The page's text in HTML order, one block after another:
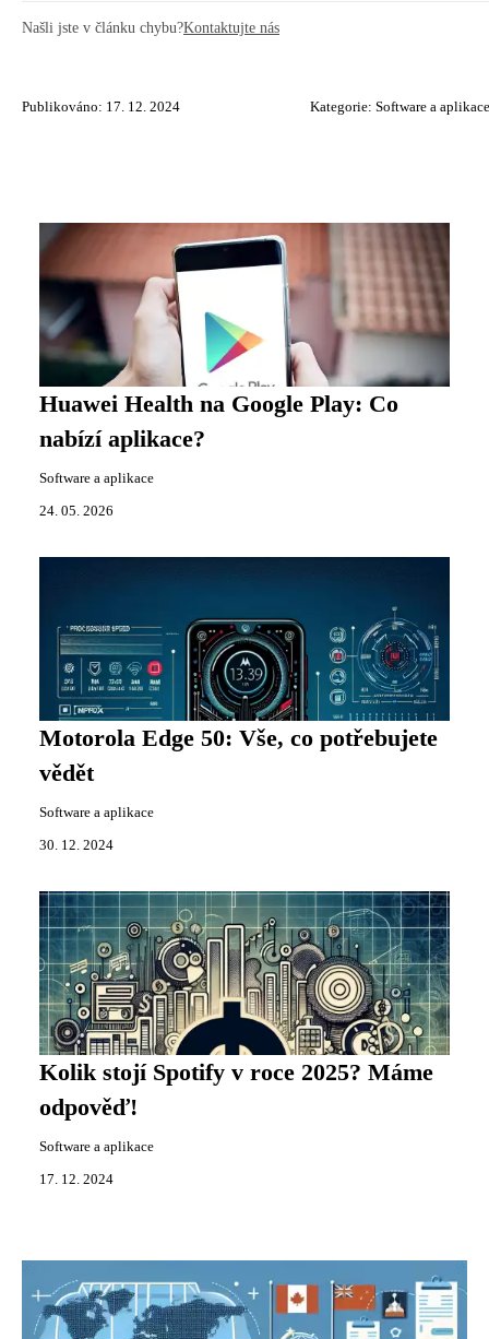
Našli jste v článku chybu?Kontaktujte nás
Publikováno: 17. 12. 2024 Kategorie: Software a aplikace
Huawei Health na Google Play: Co
nabízí aplikace?
Software a aplikace
24. 05. 2026
Motorola Edge 50: Vše, co potřebujete
vědět
Software a aplikace
30. 12. 2024
Kolik stojí Spotify v roce 2025? Máme
odpověď!
Software a aplikace
17. 12. 2024